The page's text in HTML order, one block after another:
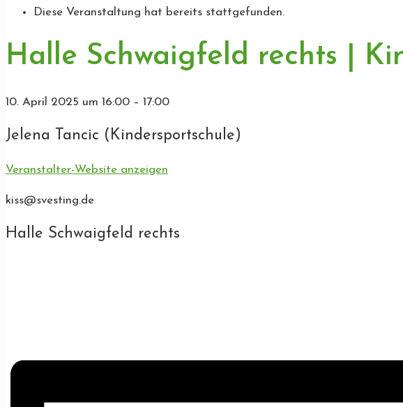
Diese Veranstaltung hat bereits stattgefunden.
Halle Schwaigfeld rechts |
10. April 2025 um 16:00 – 17:00
Jelena Tancic (Kindersportschule)
Veranstalter-Website anzeigen
kiss@svesting.de
Halle Schwaigfeld rechts